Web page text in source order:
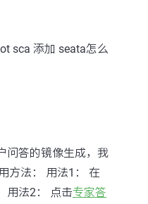
sca 添加 seata怎么
问答的镜像生成，我
方法： 用法1： 在
用法2： 点击专家答